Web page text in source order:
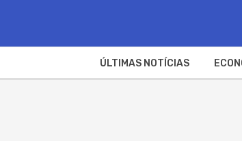
ÚLTIMAS NOTÍCIAS